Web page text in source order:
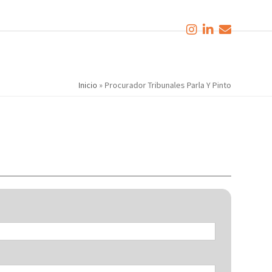
Inicio » Procurador Tribunales Parla Y Pinto